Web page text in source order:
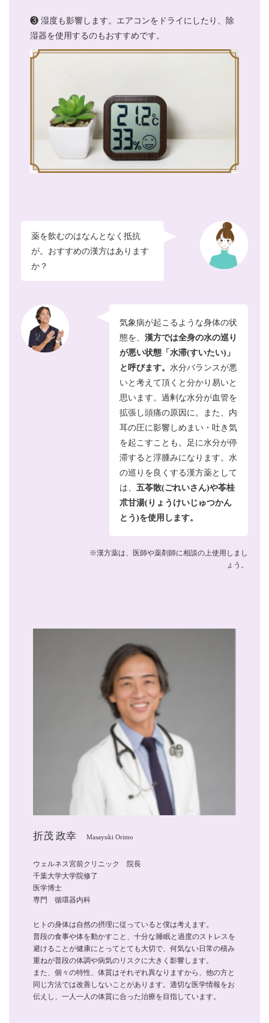
❸ 湿度も影響します。エアコンをドライにしたり、除
湿器を使用するのもおすすめです。
薬を飲むのはなんとなく抵抗
が。おすすめの漢方はあります
か？
気象病が起こるような身体の状
態を、漢方では全身の水の巡り
が悪い状態「水滞(すいたい)」
と呼びます。水分バランスが悪
いと考えて頂くと分かり易いと
思います。過剰な水分が血管を
拡張し頭痛の原因に。また、内
耳の圧に影響しめまい・吐き気
を起こすことも。足に水分が停
滞すると浮腫みになります。水
の巡りを良くする漢方薬として
は、五苓散(ごれいさん)や苓桂
朮甘湯(りょうけいじゅつかん
とう)を使用します。
※漢方薬は、医師や薬剤師に相談の上使用しまし
ょう。
折茂 政幸 Masayuki Orimo
ウェルネス宮前クリニック 院長
千葉大学大学院修了
医学博士
専門 循環器内科
ヒトの身体は自然の摂理に従っていると僕は考えます。
普段の食事や体を動かすこと、十分な睡眠と過度のストレスを
避けることが健康にとってとても大切で、何気ない日常の積み
重ねが普段の体調や病気のリスクに大きく影響します。
また、個々の特性、体質はそれぞれ異なりますから、他の方と
同じ方法では改善しないことがあります。適切な医学情報をお
伝えし、一人一人の体質に合った治療を目指しています。